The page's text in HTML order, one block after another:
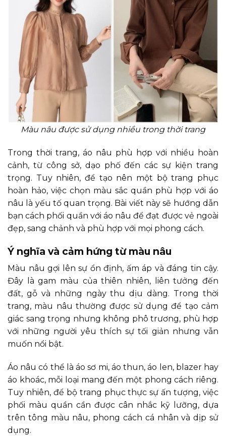
Màu nâu được sử dụng nhiều trong thời trang
Trong thời trang, áo nâu phù hợp với nhiều hoàn
cảnh, từ công sở, dạo phố đến các sự kiện trang
trọng. Tuy nhiên, để tạo nên một bộ trang phục
hoàn hảo, việc chọn màu sắc quần phù hợp với áo
nâu là yếu tố quan trọng. Bài viết này sẽ hướng dẫn
bạn cách phối quần với áo nâu để đạt được vẻ ngoài
đẹp, sang chảnh và phù hợp với mọi phong cách.
Ý nghĩa và cảm hứng từ màu nâu
Màu nâu gợi lên sự ổn định, ấm áp và đáng tin cậy.
Đây là gam màu của thiên nhiên, liên tưởng đến
đất, gỗ và những ngày thu dịu dàng. Trong thời
trang, màu nâu thường được sử dụng để tạo cảm
giác sang trọng nhưng không phô trương, phù hợp
với những người yêu thích sự tối giản nhưng vẫn
muốn nổi bật.
Áo nâu có thể là áo sơ mi, áo thun, áo len, blazer hay
áo khoác, mỗi loại mang đến một phong cách riêng.
Tuy nhiên, để bộ trang phục thực sự ấn tượng, việc
phối màu quần cần được cân nhắc kỹ lưỡng, dựa
trên tông màu nâu, phong cách cá nhân và dịp sử
dụng.